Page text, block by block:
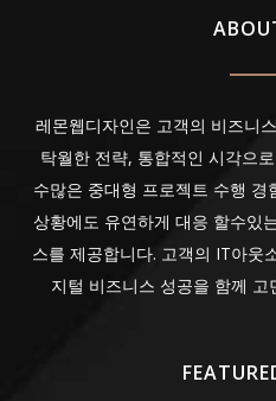
레몬웹디자인은 고객의 비즈니
탁월한 전략, 통합적인 시각으
수많은 중대형 프로젝트 수행
상황에도 유연하게 대응 할수있
스를 제공합니다. 고객의 IT아웃
지털 비즈니스 성공을 함께